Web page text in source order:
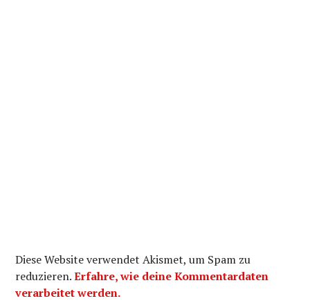
Diese Website verwendet Akismet, um Spam zu
reduzieren.Erfahre, wie deine Kommentardaten
verarbeitet werden.